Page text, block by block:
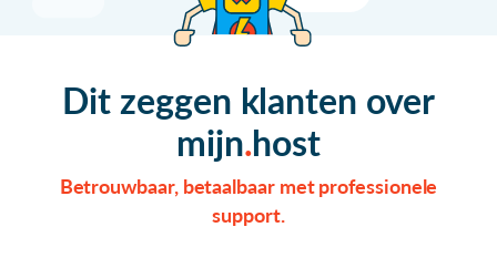
Dit zeggen klanten over
mijn host
Betrouwbaar, betaalbaar met professionele
support.